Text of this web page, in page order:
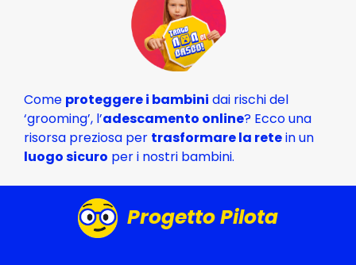
Come proteggere i bambini dai rischi del
‘grooming’, l’adescamento online? Ecco una
risorsa preziosa per trasformare la retein un
luogo sicuro per i nostri bambini.
Progetto Pilota